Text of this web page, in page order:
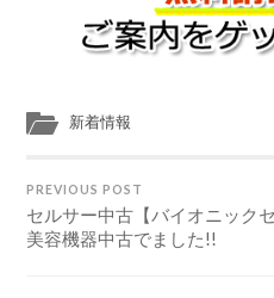
新着情報
PREVIOUS POST
セルサー中古【バイオニック
美容機器中古でました!!